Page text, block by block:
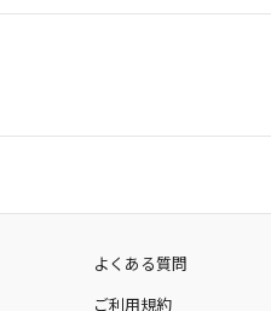
よくある質問
ご利用規約